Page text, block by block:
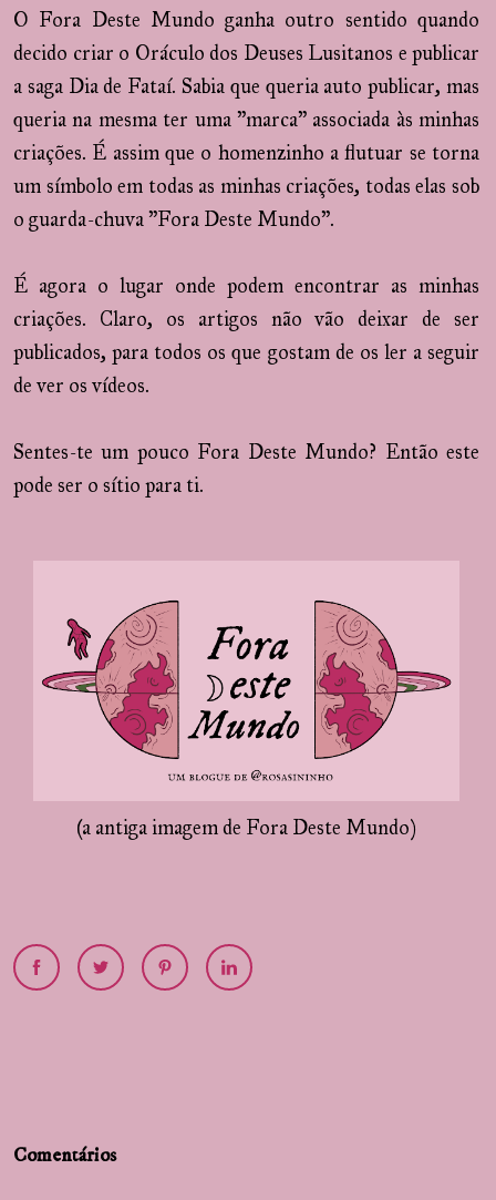
O Fora Deste Mundo ganha outro sentido quando
decido criar o Oráculo dos Deuses Lusitanos e publicar
a saga Dia de Fataí. Sabia que queria auto publicar, mas
queria na mesma ter uma "marca" associada às minhas
criações. É assim que o homenzinho a flutuar se torna
um símbolo em todas as minhas criações, todas elas sob
o guarda-chuva "Fora Deste Mundo".
É agora o lugar onde podem encontrar as minhas
criações. Claro, os artigos não vão deixar de ser
publicados, para todos os que gostam de os ler a seguir
de ver os vídeos.
Sentes-te um pouco Fora Deste Mundo? Então este
pode ser o sítio para ti.
(a antiga imagem de Fora Deste Mundo)
Comentários